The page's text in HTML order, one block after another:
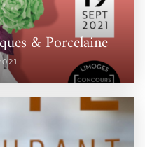
& Porcelaine